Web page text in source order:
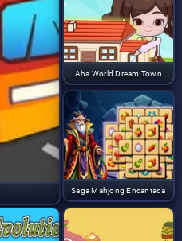
Aha World Dream Town
Saga Mahjong Encantada